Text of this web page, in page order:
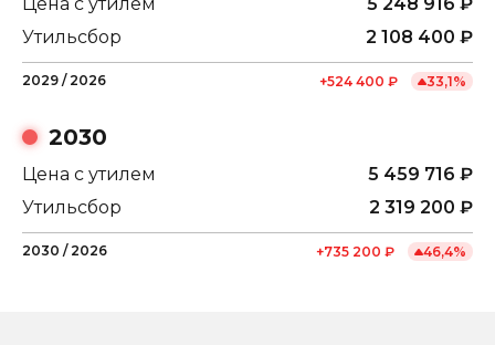
Утильсбор
2 108 400 ₽
2029 / 2026 +524 400 ₽ 33,1%
2030
Цена с утилем 5 459 716 ₽
Утильсбор
2 319 200 ₽
2030 / 2026 +735 200 ₽ 46,4%